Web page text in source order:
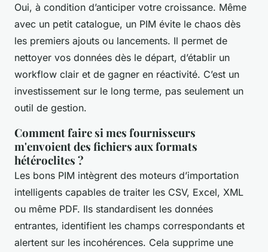
Oui, à condition d’anticiper votre croissance. Même
avec un petit catalogue, un PIM évite le chaos dès
les premiers ajouts ou lancements. Il permet de
nettoyer vos données dès le départ, d’établir un
workflow clair et de gagner en réactivité. C’est un
investissement sur le long terme, pas seulement un
outil de gestion.
Comment faire si mes fournisseurs
m'envoient des fichiers aux formats
hétéroclites ?
Les bons PIM intègrent des moteurs d’importation
intelligents capables de traiter les CSV, Excel, XML
ou même PDF. Ils standardisent les données
entrantes, identifient les champs correspondants et
alertent sur les incohérences. Cela supprime une